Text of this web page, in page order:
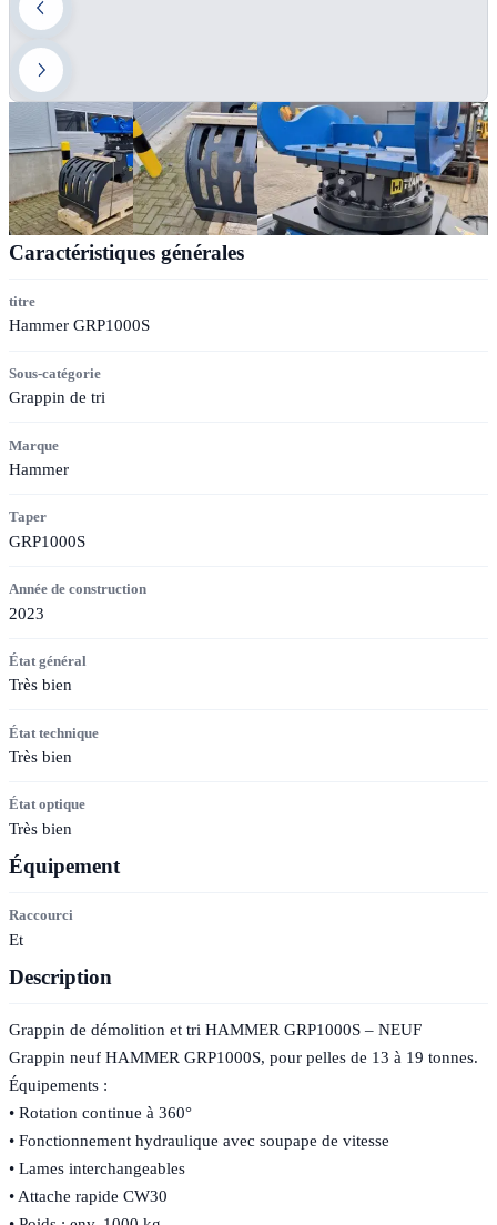
Caractéristiques générales
titre
Hammer GRP1000S
Sous-catégorie
Grappin de tri
Marque
Hammer
Taper
GRP1000S
Année de construction
2023
État général
Très bien
État technique
Très bien
État optique
Très bien
Équipement
Raccourci
Et
Description
Grappin de démolition et tri HAMMER GRP1000S – NEUF
Grappin neuf HAMMER GRP1000S, pour pelles de 13 à 19 tonnes.
Équipements :
• Rotation continue à 360°
• Fonctionnement hydraulique avec soupape de vitesse
• Lames interchangeables
• Attache rapide CW30